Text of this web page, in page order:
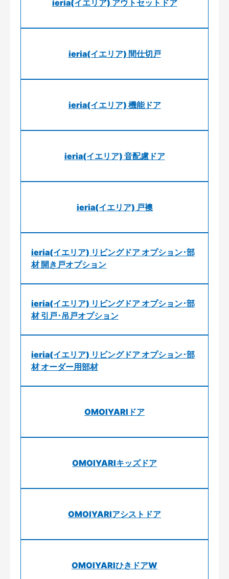
ieria(イエリア) アウトセットドア
ieria(イエリア) 間仕切戸
ieria(イエリア) 機能ドア
ieria(イエリア) 音配慮ドア
ieria(イエリア) 戸襖
ieria(イエリア) リビングドア オプション･部
材 開き戸オプション
ieria(イエリア) リビングドア オプション･部
材 引戸･吊戸オプション
ieria(イエリア) リビングドア オプション･部
材 オーダー用部材
OMOIYARIドア
OMOIYARIキッズドア
OMOIYARIアシストドア
OMOIYARIひきドアW